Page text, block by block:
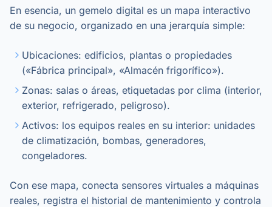
En esencia, un gemelo digital es un mapa interactivo
de su negocio, organizado en una jerarquía simple:
Ubicaciones: edificios, plantas o propiedades
(«Fábrica principal», «Almacén frigorífico»).
Zonas: salas o áreas, etiquetadas por clima (interior,
exterior, refrigerado, peligroso).
Activos: los equipos reales en su interior: unidades
de climatización, bombas, generadores,
congeladores.
Con ese mapa, conecta sensores virtuales a máquinas
reales, registra el historial de mantenimiento y controla